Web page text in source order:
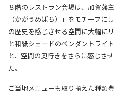
８階のレストラン会場は、加賀藩
（かがうめばち）」をモチーフに
の歴史を感じさせる空間に大幅にリ
と和紙シェードのペンダントライ
と、空間の奥行きをさらに感じさ
た。
ご当地メニューも取り揃えた種類